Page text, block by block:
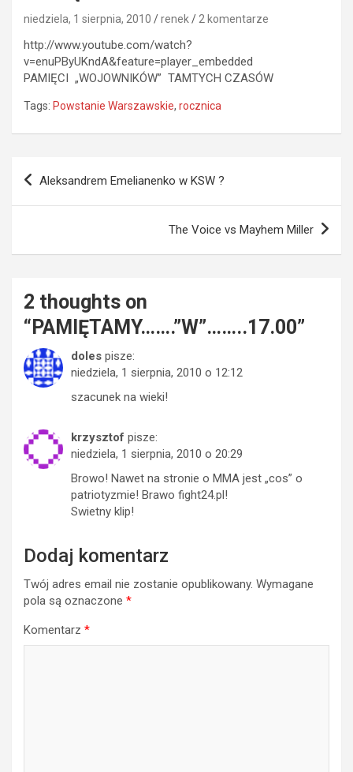
niedziela, 1 sierpnia, 2010 renek 2 komentarze
http://www.youtube.com/watch?
v=enuPByUKndA&feature=player_embedded
PAMIĘCI „WOJOWNIKÓW” TAMTYCH CZASÓW
Tags: Powstanie Warszawskie, rocznica
Nawigacja
Aleksandrem Emelianenko w KSW ?
The Voice vs Mayhem Miller
2 thoughts on
“ PAMIĘTAMY…….”W”……..17.00”
doles pisze:
niedziela, 1 sierpnia, 2010 o 12:12
szacunek na wieki!
krzysztof pisze:
niedziela, 1 sierpnia, 2010 o 20:29
Browo! Nawet na stronie o MMA jest „cos” o
patriotyzmie! Brawo fight24.pl!
Swietny klip!
Dodaj komentarz
Twój adres email nie zostanie opublikowany. Wymagane
pola są oznaczone *
Komentarz *